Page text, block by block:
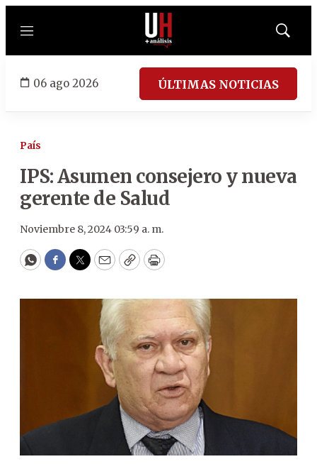
Menú
Mostrar
06 ago 2026 ÚLTIMAS NOTICIAS
País
IPS: Asumen consejero y nueva
gerente de Salud
Noviembre 8, 2024 03:59 a. m.
WhatsApp
Facebook
Twitter
EmailCopyPrint